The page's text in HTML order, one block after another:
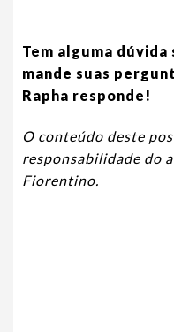
Tem alguma
mande suas
Rapha responde!
O conteúdo deste
responsabilidade do
Fiorentino.